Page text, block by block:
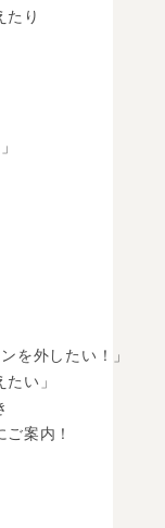
たり
を外したい！」
い」
案内！